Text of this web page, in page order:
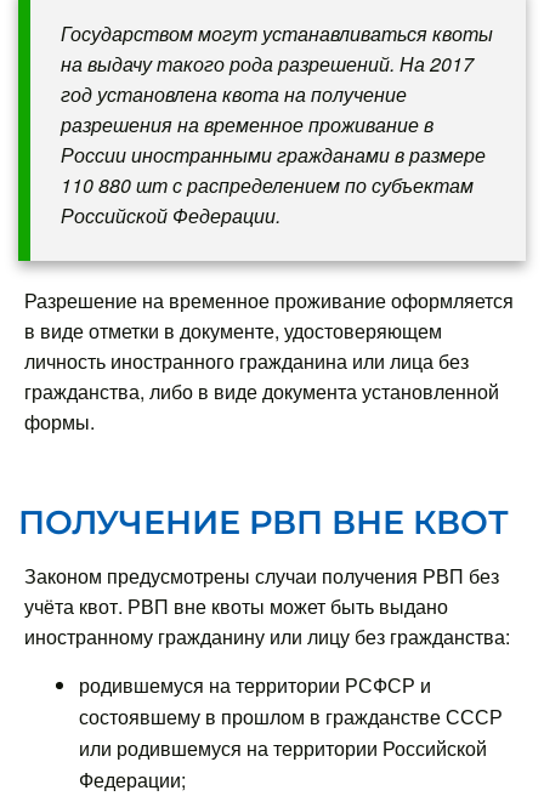
Государством могут устанавливаться квоты
на выдачу такого рода разрешений. На 2017
год установлена квота на получение
разрешения на временное проживание в
России иностранными гражданами в размере
110 880 шт с распределением по субъектам
Российской Федерации.
Разрешение на временное проживание оформляется
в виде отметки в документе, удостоверяющем
личность иностранного гражданина или лица без
гражданства, либо в виде документа установленной
формы.
ПОЛУЧЕНИЕ РВП ВНЕ КВОТ
Законом предусмотрены случаи получения РВП без
учёта квот. РВП вне квоты может быть выдано
иностранному гражданину или лицу без гражданства:
родившемуся на территории РСФСР и
состоявшему в прошлом в гражданстве СССР
или родившемуся на территории Российской
Федерации;